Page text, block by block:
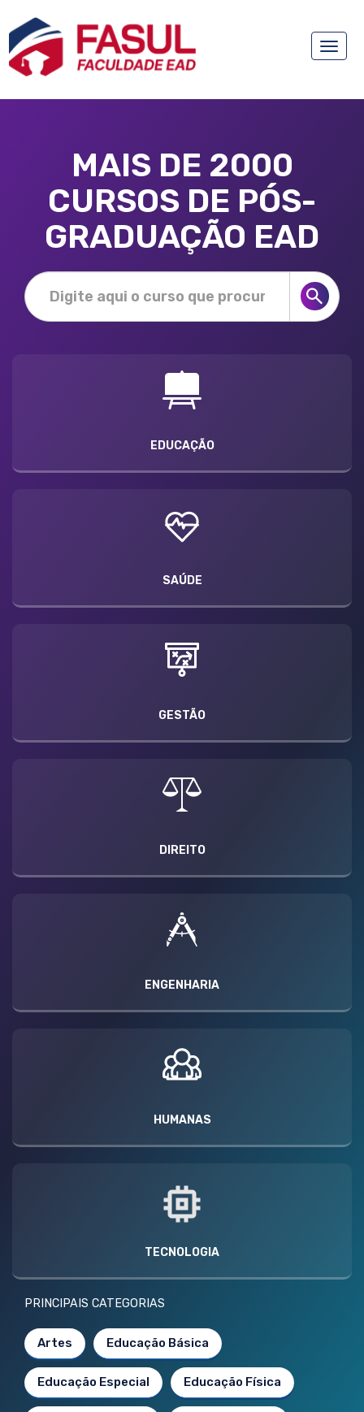
Toggle
MAIS DE 2000
CURSOS DE PÓS-
GRADUAÇÃO EAD
EDUCAÇÃO
SAÚDE
GESTÃO
DIREITO
ENGENHARIA
HUMANAS
TECNOLOGIA
PRINCIPAIS CATEGORIAS
Artes Educação Básica
Educação Especial Educação Física